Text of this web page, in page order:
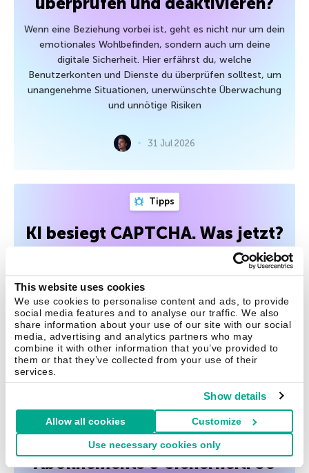
This website uses cookies
We use cookies to personalise content and ads, to provide
social media features and to analyse our traffic. We also
share information about your use of our site with our social
media, advertising and analytics partners who may
combine it with other information that you’ve provided to
them or that they’ve collected from your use of their
services.
Show details
Allow all cookies Customize
Use necessary cookies only
Wenn eine Beziehung vorbei ist, geht es nicht nur um dein
emotionales Wohlbefinden, sondern auch um deine
digitale Sicherheit. Hier erfährst du, welche
Benutzerkonten und Dienste du überprüfen solltest, um
unangenehme Situationen, unerwünschte Überwachung
und unnötige Risiken
31 Jul 2026
Tipps
KI besiegt CAPTCHA. Was jetzt?
Hydranten, Brücken, Fahrräder … seit über zehn Jahren
müssen sich Internetnutzer immer wieder mit
verschwommenen Bildern herumschlagen, um zu
beweisen, dass sie wirklich Menschen sind. Aber die KI
ändert auch hier die Spielregeln. Wie sieht die Zukunft der
CAPTCHAs aus?
Tipps
Abonnements & Sicherheit: So